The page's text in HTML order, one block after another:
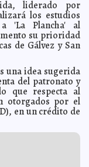
del Cártel
estatutos del Partido
A7
Mari Tere Menéndez
de reforma
liderado por
los estudios
'La Plancha' al
su prioridad
de Gálvez y San
una idea sugerida
del patronato y
que respecta al
otorgados por el
en un crédito de